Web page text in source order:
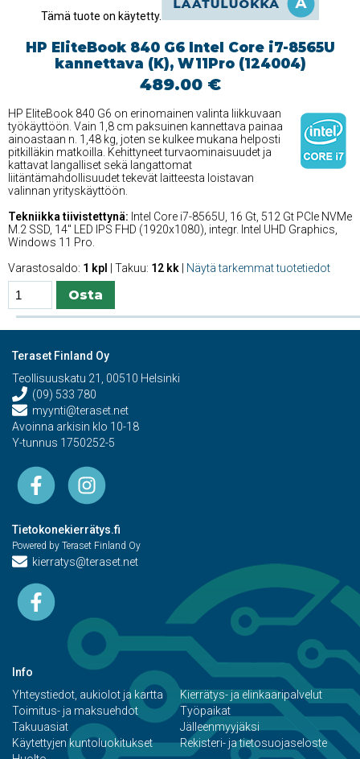
Tämä tuote on käytetty.
HP EliteBook 840 G6 Intel Core i7-8565U
kannettava (K), W11Pro (124004)
489.00 €
HP EliteBook 840 G6 on erinomainen valinta liikkuvaan
työkäyttöön. Vain 1,8 cm paksuinen kannettava painaa
ainoastaan n. 1,48 kg, joten se kulkee mukana helposti
pitkilläkin matkoilla. Kehittyneet turvaominaisuudet ja
kattavat langalliset sekä langattomat
liitäntämahdollisuudet tekevät laitteesta loistavan
valinnan yrityskäyttöön.
Tekniikka tiivistettynä: Intel Core i7-8565U, 16 Gt, 512 Gt PCIe NVMe
M.2 SSD, 14'' LED IPS FHD (1920x1080), integr. Intel UHD Graphics,
Windows 11 Pro.
Varastosaldo: 1 kpl | Takuu: 12 kk Näytä tarkemmat tuotetiedot
Teraset Finland Oy
Teollisuuskatu 21, 00510 Helsinki
(09) 533 780
myynti@teraset.net
Avoinna arkisin klo 10-18
Y-tunnus 1750252-5
Tietokonekierrätys.fi
Powered by Teraset Finland Oy
kierratys@teraset.net
Info
Yhteystiedot, aukiolot ja kartta
Toimitus- ja maksuehdot
Takuuasiat
Käytettyjen kuntoluokitukset
Kierrätys- ja elinkaaripalvelut
Työpaikat
Jälleenmyyjäksi
Rekisteri- ja tietosuojaseloste